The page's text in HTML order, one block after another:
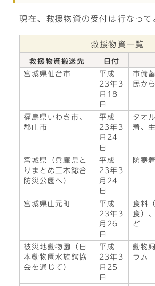
現在、救援物資の受付は行なって
救援物資一覧
救援物資搬送先 日付
宮城県仙台市
平成
23年3
月18
日
市備
民か
福島県いわき市、
郡山市
平成
23年3
月24
日
タオ
着、
宮城県（兵庫県と
りまとめ三木総合
防災公園へ）
平成
23年3
月24
日
防寒
宮城県山元町
平成
23年3
月26
日
食料
食）
ど
被災地動物園（日
本動物園水族館協
会を通じて）
平成
23年3
月25
日
動物
ラム